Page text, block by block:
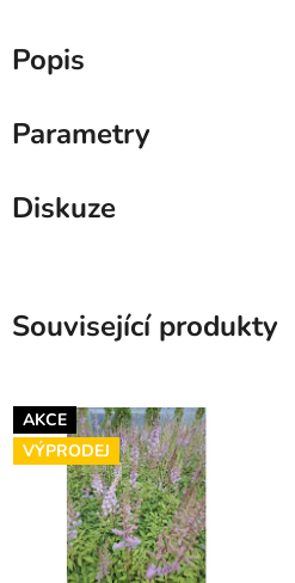
Popis
Parametry
Diskuze
Související produkty
AKCE
VÝPRODEJ